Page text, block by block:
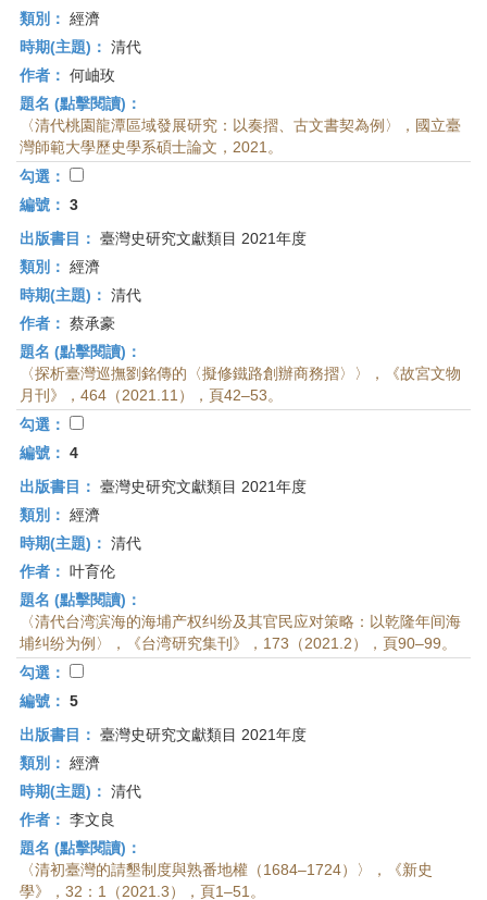
類別： 經濟
時期(主題)： 清代
作者： 何岫玫
題名 (點擊閱讀)：
〈清代桃園龍潭區域發展研究：以奏摺、古文書契為例〉，國立臺
灣師範大學歷史學系碩士論文，2021。
勾選：
編號： 3
出版書目： 臺灣史研究文獻類目 2021年度
類別： 經濟
時期(主題)： 清代
作者： 蔡承豪
題名 (點擊閱讀)：
〈探析臺灣巡撫劉銘傳的〈擬修鐵路創辦商務摺〉〉，《故宮文物
月刊》，464（2021.11），頁42–53。
勾選：
編號： 4
出版書目： 臺灣史研究文獻類目 2021年度
類別： 經濟
時期(主題)： 清代
作者： 叶育伦
題名 (點擊閱讀)：
〈清代台湾滨海的海埔产权纠纷及其官民应对策略：以乾隆年间海
埔纠纷为例〉，《台湾研究集刊》，173（2021.2），頁90–99。
勾選：
編號： 5
出版書目： 臺灣史研究文獻類目 2021年度
類別： 經濟
時期(主題)： 清代
作者： 李文良
題名 (點擊閱讀)：
〈清初臺灣的請墾制度與熟番地權（1684–1724）〉，《新史
學》，32：1（2021.3），頁1–51。